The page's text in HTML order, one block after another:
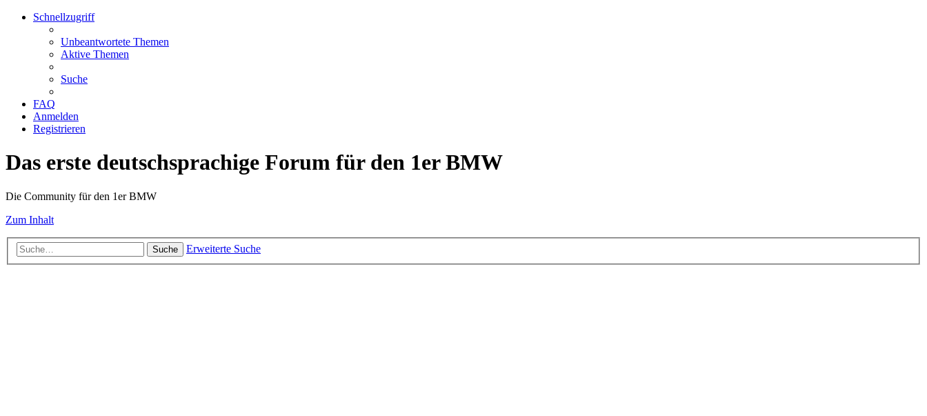
Schnellzugriff
Unbeantwortete Themen
Aktive Themen
Suche
FAQ
Anmelden
Registrieren
Das erste deutschsprachige Forum für den 1er BMW
Die Community für den 1er BMW
Zum Inhalt
Suche Erweiterte Suche